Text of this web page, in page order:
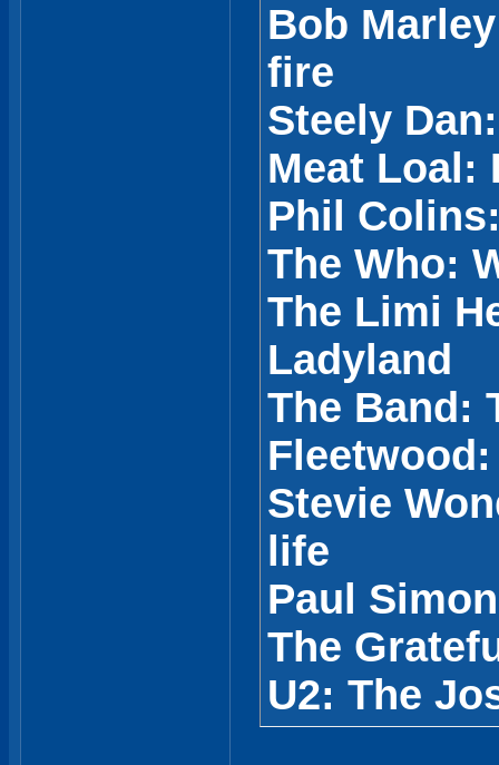
Bob
fire
Steely
Meat Loal:
Phil
The Who:
The Limi
Ladyland
The Band:
Stevie
life
Paul
The
U2: The